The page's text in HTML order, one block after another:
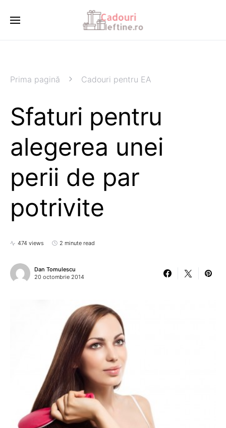
Prima pagină Cadouri pentru EA
Sfaturi pentru
alegerea unei
perii de par
potrivite
474 views 2 minute read
Dan Tomulescu
20 octombrie 2014